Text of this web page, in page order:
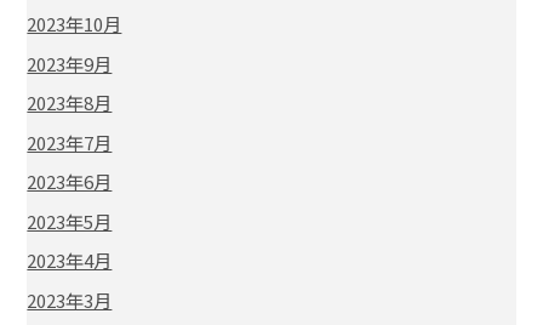
2023年10月
2023年9月
2023年8月
2023年7月
2023年6月
2023年5月
2023年4月
2023年3月